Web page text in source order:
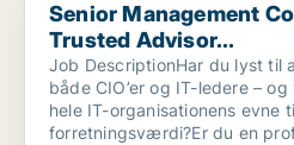
Senior Management
Trusted Advisor...
Job DescriptionHar du lyst til
både CIO’er og IT-ledere –
hele IT-organisationens evne
forretningsværdi?Er du en